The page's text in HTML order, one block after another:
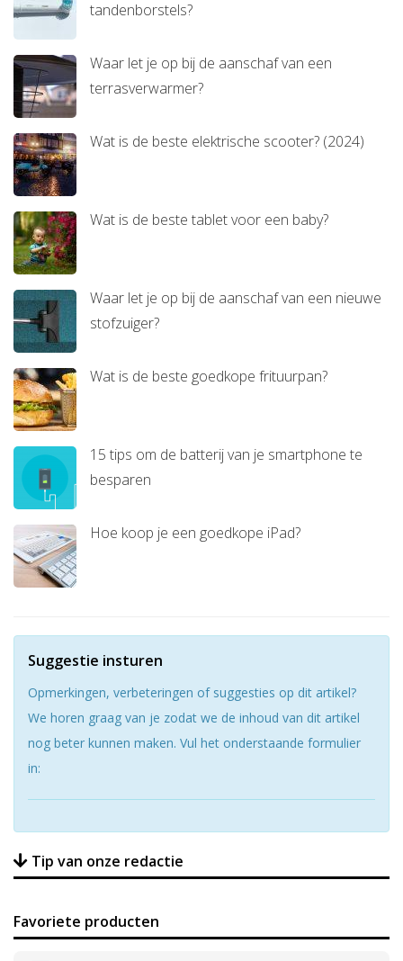
tandenborstels?
Waar let je op bij de aanschaf van een
terrasverwarmer?
Wat is de beste elektrische scooter? (2024)
Wat is de beste tablet voor een baby?
Waar let je op bij de aanschaf van een nieuwe
stofzuiger?
Wat is de beste goedkope frituurpan?
15 tips om de batterij van je smartphone te
besparen
Hoe koop je een goedkope iPad?
Suggestie insturen
Opmerkingen, verbeteringen of suggesties op dit artikel?
We horen graag van je zodat we de inhoud van dit artikel
nog beter kunnen maken. Vul het onderstaande formulier
in:
Tip van onze redactie
Favoriete producten